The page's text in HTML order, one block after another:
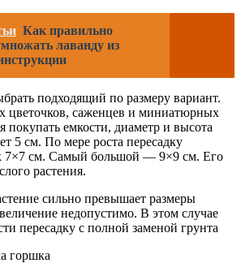
Как правильно
лаванду из
подходящий по размеру вариант.
цветочков, саженцев и миниатюрных
покупать емкости, диаметр и высота
5 см. По мере роста пересадку
7×7 см. Самый большой — 9×9 см. Его
растения.
сильно превышает размеры
недопустимо. В этом случае
пересадку с полной заменой грунта
горшка